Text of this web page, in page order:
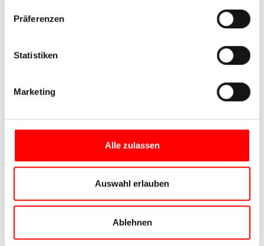
Präferenzen
Statistiken
Marketing
Alle zulassen
Auswahl erlauben
Ablehnen
Frühstücksbuffet war stets von gehobener Qualität.
Alle Hotels waren auf Radreisende vorbereitet und
Abstellmöglichkeiten an. Dies betrifft die A
Kategorie, die ich uneingeschränkt empfehlen kann.